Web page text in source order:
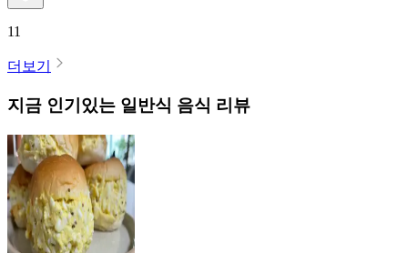
11
더보기
지금 인기있는 일반식 음식 리뷰